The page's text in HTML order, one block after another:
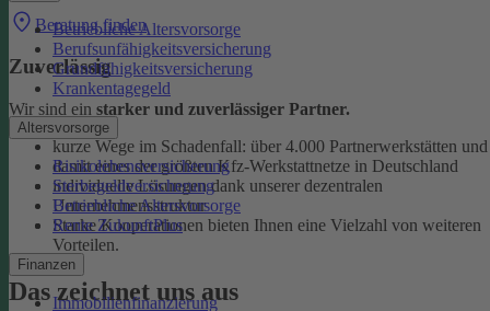
Betriebliche Altersvorsorge
Berufsunfähigkeitsversicherung
Grundfähigkeitsversicherung
Krankentagegeld
Altersvorsorge
Risikolebensversicherung
Sterbegeldversicherung
Betriebliche Altersvorsorge
Rente ZukunftPlus
Finanzen
Immobilienfinanzierung
Beratung finden
Zuverlässig
Wir sind ein starker und zuverlässiger Partner.
kurze Wege im Schadenfall: über 4.000 Partnerwerkstätten und
damit eines der größten Kfz-Werkstattnetze in Deutschland
individuelle Lösungen dank unserer dezentralen
Unternehmensstruktur
Starke Kooperationen bieten Ihnen eine Vielzahl von weiteren
Vorteilen.
Das zeichnet uns aus